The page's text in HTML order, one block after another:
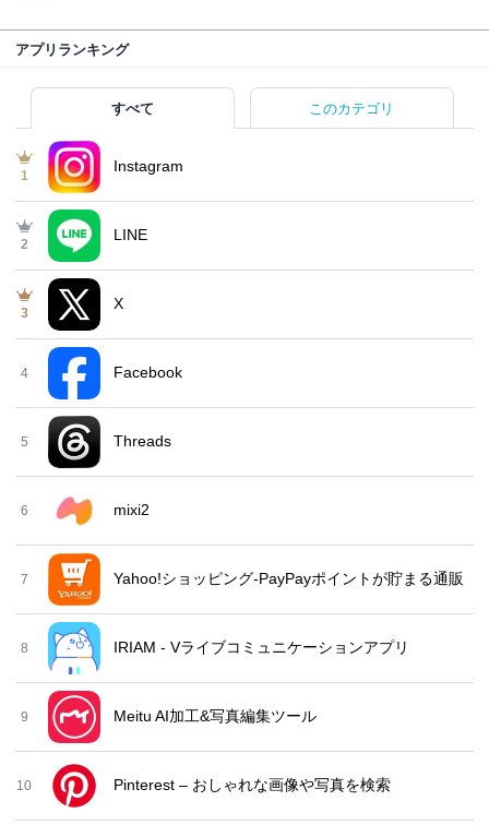
アプリランキング
すべて このカテゴリ
1
Instagram
2
LINE
3
X
4 Facebook
5 Threads
6 mixi2
7 Yahoo!ショッピング-PayPayポイントが貯まる通販
8 IRIAM - Vライブコミュニケーションアプリ
9 Meitu AI加工&写真編集ツール
10 Pinterest – おしゃれな画像や写真を検索